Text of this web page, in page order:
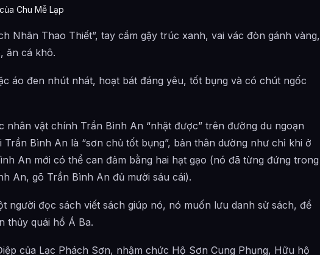
Chu Mễ Lạp
Nhãn Thao Thiết”, tay cầm gậy trúc xanh, vai vác đòn gánh vàng,
ăn cá khô.
áo đen nhút nhát, hoạt bát đáng yêu, tốt bụng và có chút ngốc
nhân vật chính Trần Bình An “nhặt được” trên đường du ngoạn
Bình An là “sơn chủ tốt bụng”, bản thân dường như chỉ khi ở
An mới có thể can đảm bằng hai hạt gạo (nó đã từng đứng trong
An, gõ Trần Bình An đủ mười sáu cái).
người đọc sách viết sách giúp nó, nó muốn lưu danh sử sách, để
thủy quái hồ Á Ba.
của Lạc Phách Sơn, nhậm chức Hộ Sơn Cung Phụng, Hữu hộ